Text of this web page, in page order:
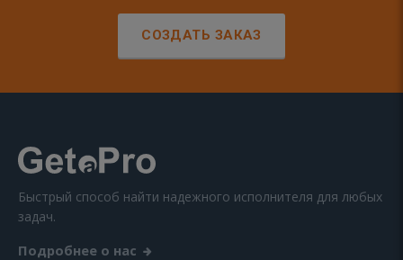
СОЗДАТЬ ЗАКАЗ
Быстрый способ найти надежного исполнителя для любых
задач.
Подробнее о нас